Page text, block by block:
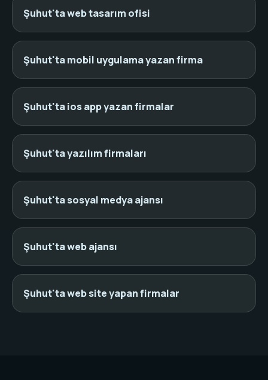
Şuhut'ta web tasarım ofisi
Şuhut'ta mobil uygulama yazan firma
Şuhut'ta ios app yazan firmalar
Şuhut'ta yazılım firmaları
Şuhut'ta sosyal medya ajansı
Şuhut'ta web ajansı
Şuhut'ta web site yapan firmalar